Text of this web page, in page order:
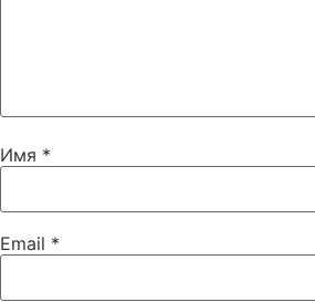
Имя *
Email *